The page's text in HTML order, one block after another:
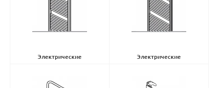
Электрические
Электрические